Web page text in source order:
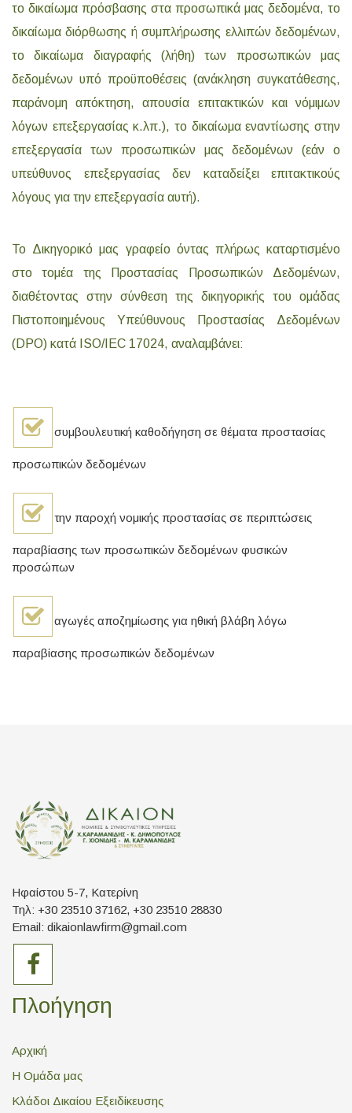
το δικαίωμα πρόσβασης στα προσωπικά μας δεδομένα, το
δικαίωμα διόρθωσης ή συμπλήρωσης ελλιπών δεδομένων,
το δικαίωμα διαγραφής (λήθη) των προσωπικών μας
δεδομένων υπό προϋποθέσεις (ανάκληση συγκατάθεσης,
παράνομη απόκτηση, απουσία επιτακτικών και νόμιμων
λόγων επεξεργασίας κ.λπ.), το δικαίωμα εναντίωσης στην
επεξεργασία των προσωπικών μας δεδομένων (εάν ο
υπεύθυνος επεξεργασίας δεν καταδείξει επιτακτικούς
λόγους για την επεξεργασία αυτή).
Το Δικηγορικό μας γραφείο όντας πλήρως καταρτισμένο
στο τομέα της Προστασίας Προσωπικών Δεδομένων,
διαθέτοντας στην σύνθεση της δικηγορικής του ομάδας
Πιστοποιημένους Υπεύθυνους Προστασίας Δεδομένων
(DPO) κατά ISO/IEC 17024, αναλαμβάνει:
συμβουλευτική καθοδήγηση σε θέματα προστασίας
προσωπικών δεδομένων
την παροχή νομικής προστασίας σε περιπτώσεις
παραβίασης των προσωπικών δεδομένων φυσικών
προσώπων
αγωγές αποζημίωσης για ηθική βλάβη λόγω
παραβίασης προσωπικών δεδομένων
Ηφαίστου 5-7, Κατερίνη
Τηλ: +30 23510 37162, +30 23510 28830
Email: dikaionlawfirm@gmail.com
Πλοήγηση
Αρχική
Η Ομάδα μας
Κλάδοι Δικαίου Εξειδίκευσης